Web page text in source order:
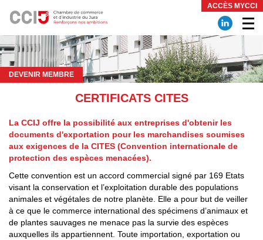
ACCÈS MYCCI
DEVENIR MEMBRE
CERTIFICATS CITES
La CCIJ offre la possibilité aux entreprises d'obtenir les
documents d'exportation pour les marchandises soumises
aux exigences de la CITES (Convention internationale de
protection des espèces menacées).
Cette convention est un accord commercial signé par 169 Etats
visant la conservation et l’exploitation durable des populations
animales et végétales de notre planète. Elle a pour but de veiller
à ce que le commerce international des spécimens d’animaux et
de plantes sauvages ne menace pas la survie des espèces
auxquelles ils appartiennent. Toute importation, exportation ou